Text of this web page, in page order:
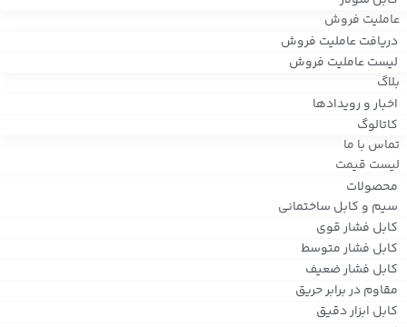
عاملیت فروش
دریافت عاملیت فروش
لیست عاملیت فروش
بلاگ
اخبار و رویدادها
کاتالوگ
تماس با ما
لیست قیمت
محصولات
سیم و کابل ساختمانی
کابل فشار قوی
کابل فشار متوسط
کابل فشار ضعیف
مقاوم در برابر حریق
کابل ابزار دقیق